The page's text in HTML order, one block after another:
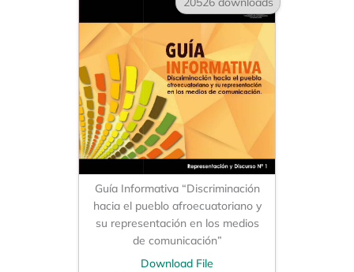
Guía Informativa “Discriminación
hacia el pueblo afroecuatoriano y
su representación en los medios
de comunicación”
Download File